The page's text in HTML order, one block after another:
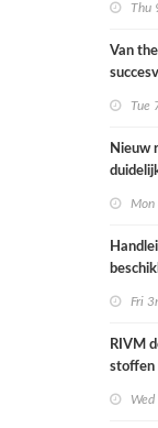
Thu
Van
Tue
Nieuw
Mon
Fri
RIVM
stoffen